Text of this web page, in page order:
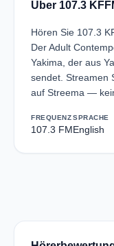
Über 107.3
Hören Sie 107.3
Der Adult
Yakima, der aus
sendet. Streamen
auf Streema —
FREQUENZ
107.3 FM
SPRACHE
English